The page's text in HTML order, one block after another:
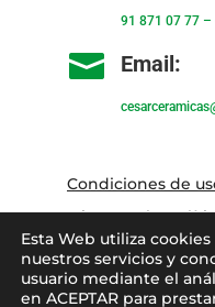
91 871 07 77–
 Email:
Condiciones de
Aviso Legal–
Esta Web utiliza
nuestros servicios y
usuario mediante el
en ACEPTAR para